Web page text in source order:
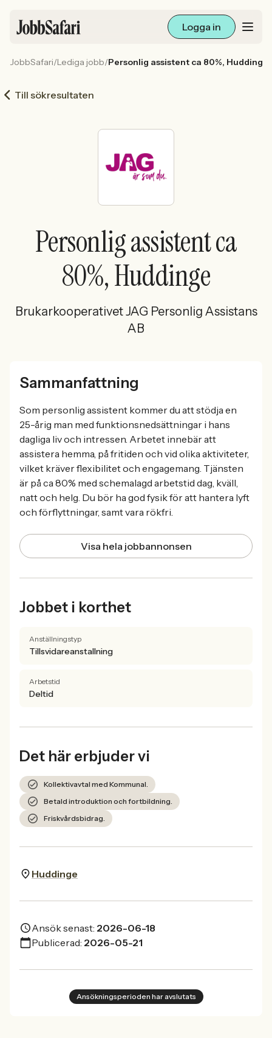
Logga in
Arbetsliv och karriär
För arbetsgivare
Sök med AI
Ny här? Skapa konto
JobbSafari/Lediga jobb/Personlig assistent ca 80%, Huddinge
Till sökresultaten
Personlig assistent ca
80%, Huddinge
Brukarkooperativet JAG Personlig Assistans
AB
Sammanfattning
Som personlig assistent kommer du att stödja en
25-årig man med funktionsnedsättningar i hans
dagliga liv och intressen. Arbetet innebär att
assistera hemma, på fritiden och vid olika aktiviteter,
vilket kräver flexibilitet och engagemang. Tjänsten
är på ca 80% med schemalagd arbetstid dag, kväll,
natt och helg. Du bör ha god fysik för att hantera lyft
och förflyttningar, samt vara rökfri.
Visa hela jobbannonsen
Jobbet i korthet
Anställningstyp
Tillsvidareanstallning
Arbetstid
Deltid
Det här erbjuder vi
Kollektivavtal med Kommunal.
Betald introduktion och fortbildning.
Friskvårdsbidrag.
Huddinge
Ansök senast: 2026-06-18
Publicerad: 2026-05-21
Ansökningsperioden har avslutats